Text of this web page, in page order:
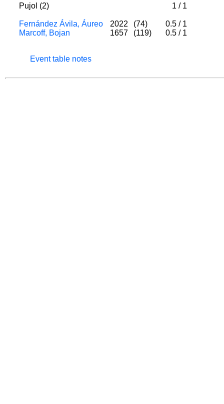
Pujol (2)
1 / 1
Fernández Ávila, Áureo 2022 (74) 0.5 / 1
Marcoff, Bojan
1657 (119) 0.5 / 1
Event table notes